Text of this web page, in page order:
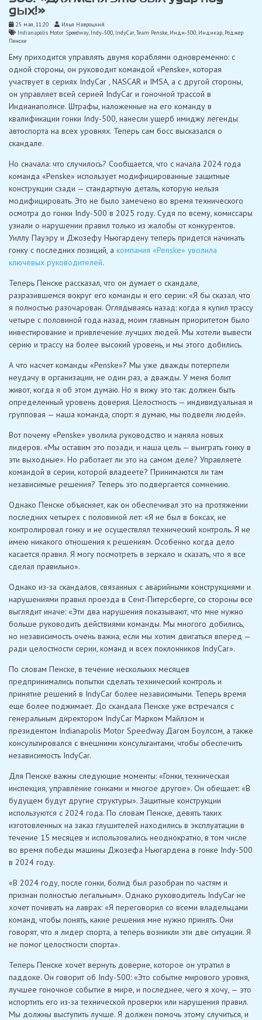
дых!»
25 мая, 11:20
Илья Навроцкий
Indianapolis Motor Speedway, Indy-500 IndyCar, Team Penske Инди-500 Индикар Роджер
Пенске
Ему приходится управлять двумя кораблями одновременно: с
одной стороны, он руководит командой «Penske», которая
участвует в сериях IndyCar , NASCAR и IMSA, а с другой стороны,
он управляет всей серией IndyCar и гоночной трассой в
Индианаполисе. Штрафы, наложенные на его команду в
квалификации гонки Indy-500, нанесли ущерб имиджу легенды
автоспорта на всех уровнях. Теперь сам босс высказался о
скандале.
Но сначала: что случилось? Сообщается, что с начала 2024 года
команда «Penske» использует модифицированные защитные
конструкции сзади — стандартную деталь, которую нельзя
модифицировать. Это не было замечено во время технического
осмотра до гонки Indy-500 в 2025 году. Судя по всему, комиссары
узнали о нарушении правил только из жалобы от конкурентов.
Уиллу Пауэру и Джозефу Ньюгардену теперь придется начинать
гонку с последних позиций, а компания «Penske» уволила
ключевых руководителей.
Теперь Пенске рассказал, что он думает о скандале,
разразившемся вокруг его команды и его серии: «Я бы сказал, что
я полностью разочарован. Оглядываясь назад: когда я купил трассу
четыре с половиной года назад, моим главным приоритетом было
инвестирование и привлечение лучших людей. Мы хотели вывести
серию и трассу на более высокий уровень, и мы этого добились.
А что насчет команды «Penske»? Мы уже дважды потерпели
неудачу в организации, не один раз, а дважды. У меня болит
живот, когда я об этом думаю. Но я вижу это так: должен быть
определенный уровень доверия. Целостность — индивидуальная и
групповая — наша команда, спорт: я думаю, мы подвели людей».
Вот почему «Penske» уволила руководство и наняла новых
лидеров. «Мы оставим это позади, и наша цель — выиграть гонку в
эти выходные». Но работает ли это на самом деле? Управляете
командой в серии, которой владеете? Принимаются ли там
независимые решения? Теперь это подвергается сомнению.
Однако Пенске объясняет, как он обеспечивал это на протяжении
последних четырех с половиной лет: «Я не был в боксах, не
контролировал гонку и не осуществлял технический контроль. Я не
имею никакого отношения к решениям. Особенно когда дело
касается правил. Я могу посмотреть в зеркало и сказать, что я все
сделал правильно».
Однако из-за скандалов, связанных с аварийными конструкциями и
нарушениями правил проезда в Сент-Питерсберге, со стороны все
выглядит иначе: «Эти два нарушения показывают, что мне нужно
больше руководить действиями команды. Мы многого добились,
но независимость очень важна, если мы хотим двигаться вперед —
ради целостности серии, команд и всех поклонников IndyCar».
По словам Пенске, в течение нескольких месяцев
предпринимались попытки сделать технический контроль и
принятие решений в IndyCar более независимыми. Теперь время
еще более поджимает. До скандала Пенске уже встречался с
генеральным директором IndyCar Марком Майлзом и
президентом Indianapolis Motor Speedway Дагом Боулсом, а также
консультировался с внешними консультантами, чтобы обеспечить
независимость IndyCar.
Для Пенске важны следующие моменты: «Гонки, техническая
инспекция, управление гонками и многое другое». Он обещает: «В
будущем будут другие структуры». Защитные конструкции
используются с 2024 года. По словам Пенске, девять таких
изготовленных на заказ глушителей находились в эксплуатации в
течение 15 месяцев и использовались неоднократно, в том числе
во время победы машины Джозефа Ньюгардена в гонке Indy-500
в 2024 году.
«В 2024 году, после гонки, болид был разобран по частям и
признан полностью легальным». Однако руководитель IndyCar не
хочет почивать на лаврах: «Я переговорил со всеми владельцами
команд, чтобы понять, какие решения мне нужно принять. Они
говорят, что я лидер спорта, а теперь возникли эти две ситуации. Я
не помог целостности спорта».
Теперь Пенске хочет вернуть доверие, которое он утратил в
паддоке. Он говорит об Indy-500: «Это событие мирового уровня,
лучшее гоночное событие в мире, и последнее, чего я хочу, — это
испортить его из-за технической проверки или нарушения правил.
Мы должны выступить лучше. Я должен помочь этому случиться, и